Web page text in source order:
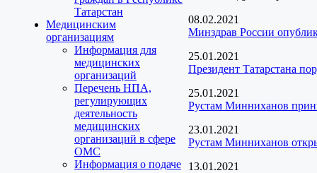
Татарстан
Медицинским
организациям
Информация для
медицинских
организаций
Перечень НПА,
регулирующих
деятельность
медицинских
организаций в сфере
ОМС
Информация о подаче
08.02.2021
Минздрав России
25.01.2021
Президент Татарстана
25.01.2021
Рустам Минниханов
23.01.2021
Рустам Минниханов
13.01.2021